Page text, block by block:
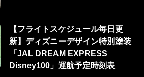
【フライトスケジュール毎日更
新】ディズニーデザイン特別塗装
「JAL DREAM EXPRESS
Disney100」運航予定時刻表